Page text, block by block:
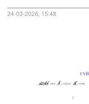
24-03-2026, 15:48